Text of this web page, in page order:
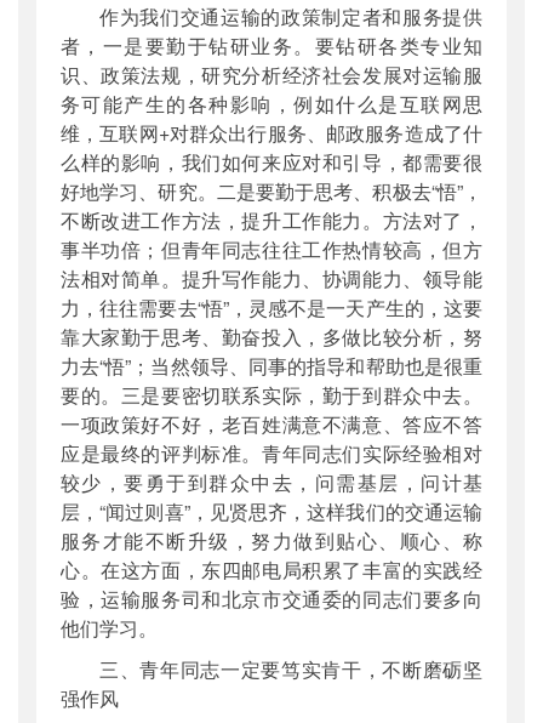
作为我们交通运输的政策制定者和服务提供
者，一是要勤于钻研业务。要钻研各类专业知
识、政策法规，研究分析经济社会发展对运输服
务可能产生的各种影响，例如什么是互联网思
维，互联网+对群众出行服务、邮政服务造成了什
么样的影响，我们如何来应对和引导，都需要很
好地学习、研究。二是要勤于思考、积极去“悟”，
不断改进工作方法，提升工作能力。方法对了，
事半功倍；但青年同志往往工作热情较高，但方
法相对简单。提升写作能力、协调能力、领导能
力，往往需要去“悟”，灵感不是一天产生的，这要
靠大家勤于思考、勤奋投入，多做比较分析，努
力去“悟”；当然领导、同事的指导和帮助也是很重
要的。三是要密切联系实际，勤于到群众中去。
一项政策好不好，老百姓满意不满意、答应不答
应是最终的评判标准。青年同志们实际经验相对
较少，要勇于到群众中去，问需基层，问计基
层，“闻过则喜”，见贤思齐，这样我们的交通运输
服务才能不断升级，努力做到贴心、顺心、称
心。在这方面，东四邮电局积累了丰富的实践经
验，运输服务司和北京市交通委的同志们要多向
他们学习。
三、青年同志一定要笃实肯干，不断磨砺坚
强作风